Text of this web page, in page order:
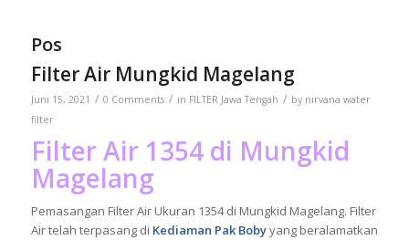
Pos
Filter Air Mungkid Magelang
Juni 15, 2021 / 0 Comments / in FILTER Jawa Tengah / by nirvana water
filter
Filter Air 1354 di Mungkid
Magelang
Pemasangan Filter Air Ukuran 1354 di Mungkid Magelang. Filter
Air telah terpasang di Kediaman Pak Bobyyang beralamatkan